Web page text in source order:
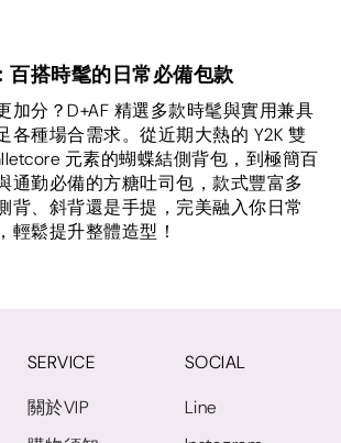
百搭時髦的日常必備包款
加分？D+AF 精選多款時髦與實用兼具
各種場合需求。從近期大熱的 Y2K 雙
元素的蝴蝶結側背包，到極簡百
通勤必備的方糖吐司包，款式豐富多
背、斜背還是手提，完美融入你日常
輕鬆提升整體造型！
SERVICE
關於VIP
SOCIAL
Line